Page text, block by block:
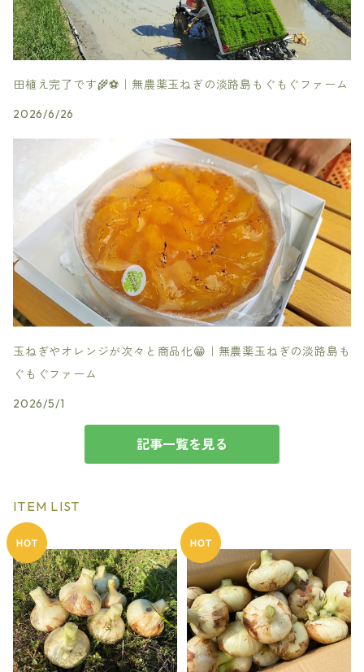
田植え完了です🌾⚽️｜無農薬玉ねぎの淡路島もぐもぐファーム
2026/6/26
玉ねぎやオレンジが次々と商品化😁｜無農薬玉ねぎの淡路島も
ぐもぐファーム
2026/5/1
記事一覧を見る
ITEM LIST